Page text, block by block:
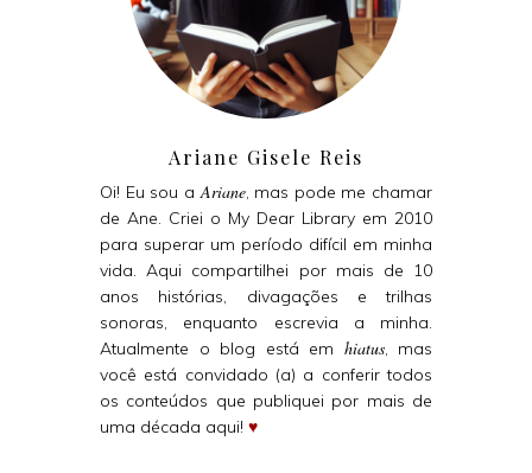
Ariane Gisele Reis
Oi! Eu sou a Ariane, mas pode me chamar
de Ane. Criei o My Dear Library em 2010
para superar um período difícil em minha
vida. Aqui compartilhei por mais de 10
anos histórias, divagações e trilhas
sonoras, enquanto escrevia a minha.
Atualmente o blog está em hiatus, mas
você está convidado (a) a conferir todos
os conteúdos que publiquei por mais de
uma década aqui! ♥